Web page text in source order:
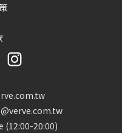
(12:00-20:00)